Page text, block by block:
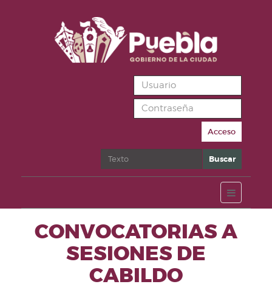
Acceso
Buscar Buscar
CONVOCATORIAS A
SESIONES DE
CABILDO